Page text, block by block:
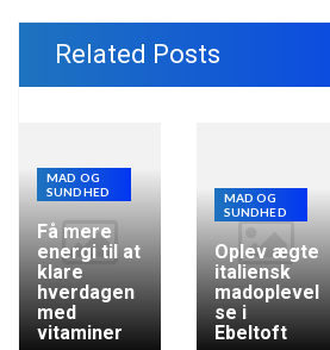
Related Posts
MAD OG
SUNDHED
Få mere
energi til at
klare
hverdagen
med
vitaminer
MAD OG
SUNDHED
Oplev ægte
italiensk
madoplevel
se i
Ebeltoft